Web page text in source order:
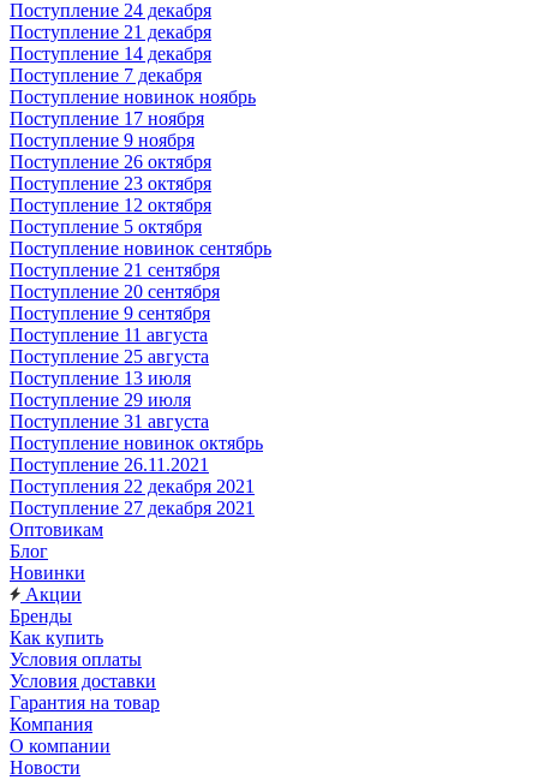
Поступление 24 декабря
Поступление 21 декабря
Поступление 14 декабря
Поступление 7 декабря
Поступление новинок ноябрь
Поступление 17 ноября
Поступление 9 ноября
Поступление 26 октября
Поступление 23 октября
Поступление 12 октября
Поступление 5 октября
Поступление новинок сентябрь
Поступление 21 сентября
Поступление 20 сентября
Поступление 9 сентября
Поступление 11 августа
Поступление 25 августа
Поступление 13 июля
Поступление 29 июля
Поступление 31 августа
Поступление новинок октябрь
Поступление 26.11.2021
Поступления 22 декабря 2021
Поступление 27 декабря 2021
Оптовикам
Блог
Новинки
Акции
Бренды
Как купить
Условия оплаты
Условия доставки
Гарантия на товар
Компания
О компании
Новости